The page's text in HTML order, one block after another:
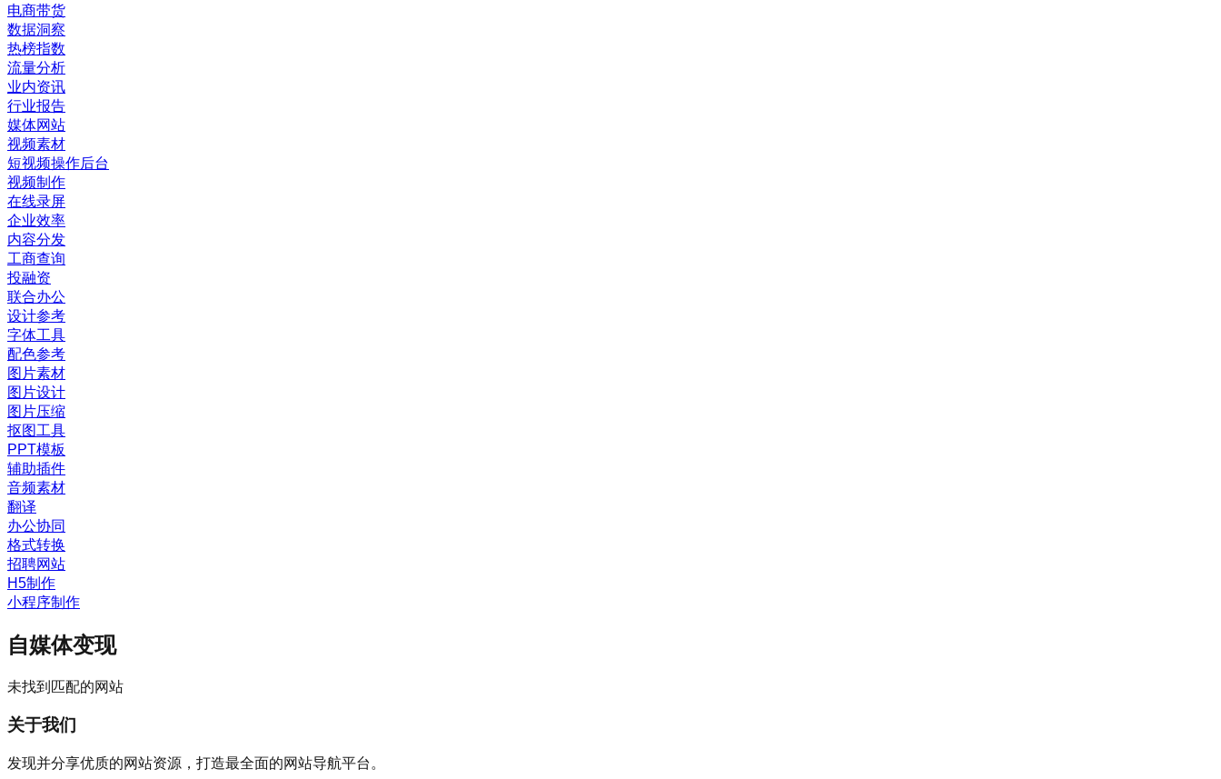
电商带货
数据洞察
热榜指数
流量分析
业内资讯
行业报告
媒体网站
视频素材
短视频操作后台
视频制作
在线录屏
企业效率
内容分发
工商查询
投融资
联合办公
设计参考
字体工具
配色参考
图片素材
图片设计
图片压缩
抠图工具
PPT模板
辅助插件
音频素材
翻译
办公协同
格式转换
招聘网站
H5制作
小程序制作
自媒体变现
未找到匹配的网站
关于我们
发现并分享优质的网站资源，打造最全面的网站导航平台。